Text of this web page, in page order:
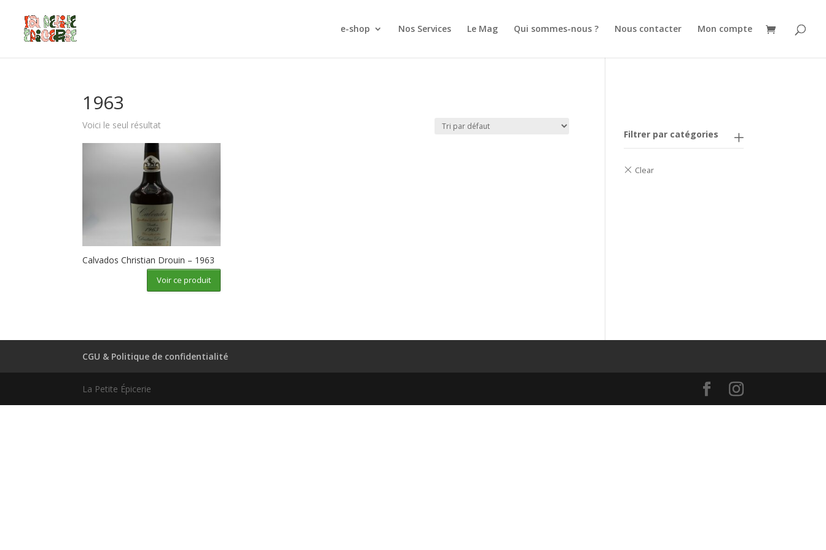
e-shop Nos Services Le Mag Qui sommes-nous ? Nous contacter Mon compte
1963
Voici le seul résultat
Calvados Christian Drouin – 1963
Voir ce produit
Filtrer par catégories
CGU & Politique de confidentialité
La Petite Épicerie